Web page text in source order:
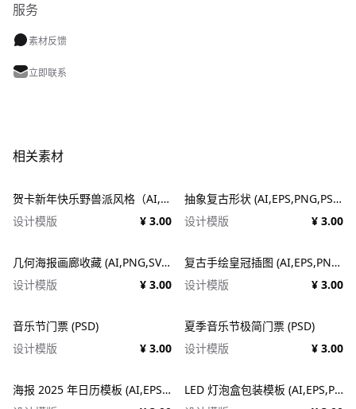
服务
素材反馈
立即联系
相关素材
贺卡新年快乐野兽派风格（AI,EPS）
设计模版
¥ 3.00
抽象复古形状 (AI,EPS,PNG,PSD,SVG)
设计模版
¥ 3.00
几何海报画廊收藏 (AI,PNG,SVG)
设计模版
¥ 3.00
复古手绘皇冠插图 (AI,EPS,PNG,SVG)
设计模版
¥ 3.00
音乐节门票 (PSD)
设计模版
¥ 3.00
夏季音乐节极简门票 (PSD)
设计模版
¥ 3.00
海报 2025 年日历模板 (AI,EPS,PDF,PSD)
LED 灯泡盒包装模板 (AI,EPS,PDF)